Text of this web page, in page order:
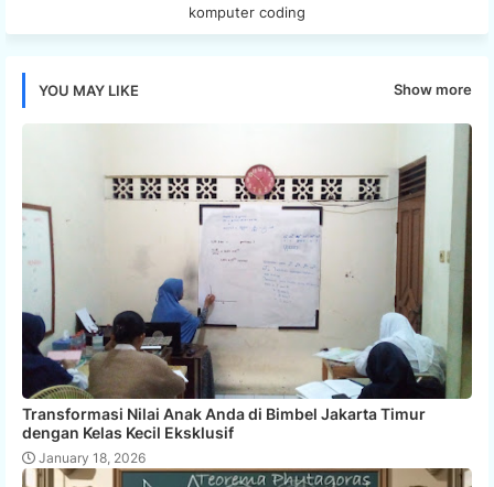
komputer coding
YOU MAY LIKE Show more
Transformasi Nilai Anak Anda di Bimbel Jakarta Timur
dengan Kelas Kecil Eksklusif
January 18, 2026